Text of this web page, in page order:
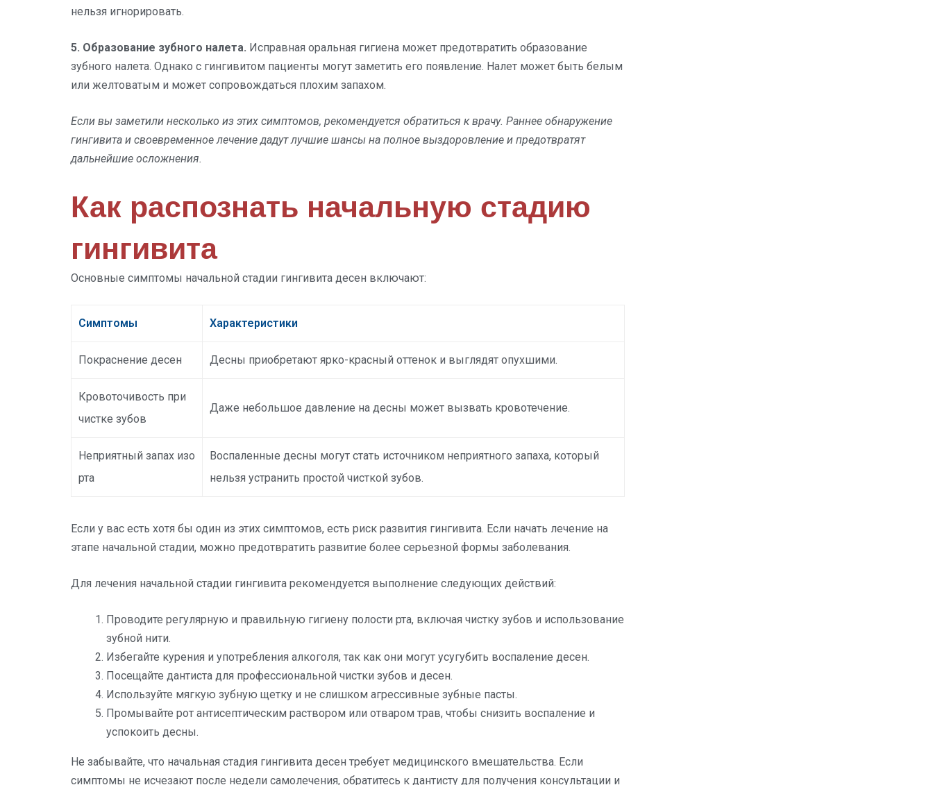
нельзя игнорировать.
5. Образование зубного налета. Исправная оральная гигиена может предотвратить образование
зубного налета. Однако с гингивитом пациенты могут заметить его появление. Налет может быть белым
или желтоватым и может сопровождаться плохим запахом.
Если вы заметили несколько из этих симптомов, рекомендуется обратиться к врачу. Раннее обнаружение
гингивита и своевременное лечение дадут лучшие шансы на полное выздоровление и предотвратят
дальнейшие осложнения.
Как распознать начальную стадию
гингивита
Основные симптомы начальной стадии гингивита десен включают:
Симптомы Характеристики
Покраснение десен Десны приобретают ярко-красный оттенок и выглядят опухшими.
Кровоточивость при
чистке зубов
Даже небольшое давление на десны может вызвать кровотечение.
Неприятный запах изо
рта
Воспаленные десны могут стать источником неприятного запаха, который
нельзя устранить простой чисткой зубов.
Если у вас есть хотя бы один из этих симптомов, есть риск развития гингивита. Если начать лечение на
этапе начальной стадии, можно предотвратить развитие более серьезной формы заболевания.
Для лечения начальной стадии гингивита рекомендуется выполнение следующих действий:
Проводите регулярную и правильную гигиену полости рта, включая чистку зубов и использование
зубной нити.
Избегайте курения и употребления алкоголя, так как они могут усугубить воспаление десен.
Посещайте дантиста для профессиональной чистки зубов и десен.
Используйте мягкую зубную щетку и не слишком агрессивные зубные пасты.
Промывайте рот антисептическим раствором или отваром трав, чтобы снизить воспаление и
успокоить десны.
Не забывайте, что начальная стадия гингивита десен требует медицинского вмешательства. Если
симптомы не исчезают после недели самолечения, обратитесь к дантисту для получения консультации и